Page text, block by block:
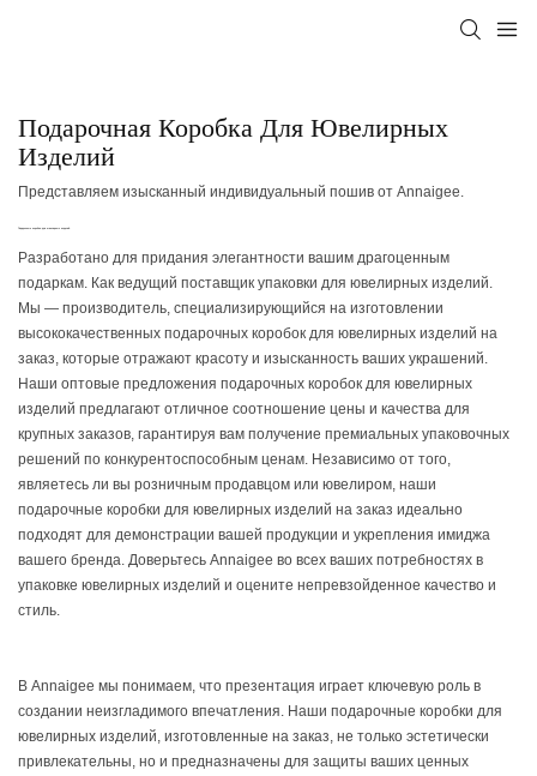
Подарочная Коробка Для Ювелирных
Изделий
Представляем изысканный индивидуальный пошив от Annaigee.
Разработано для придания элегантности вашим драгоценным
подаркам. Как ведущий поставщик упаковки для ювелирных изделий.
Мы — производитель, специализирующийся на изготовлении
высококачественных подарочных коробок для ювелирных изделий на
заказ, которые отражают красоту и изысканность ваших украшений.
Наши оптовые предложения подарочных коробок для ювелирных
изделий предлагают отличное соотношение цены и качества для
крупных заказов, гарантируя вам получение премиальных упаковочных
решений по конкурентоспособным ценам. Независимо от того,
являетесь ли вы розничным продавцом или ювелиром, наши
подарочные коробки для ювелирных изделий на заказ идеально
подходят для демонстрации вашей продукции и укрепления имиджа
вашего бренда. Доверьтесь Annaigee во всех ваших потребностях в
упаковке ювелирных изделий и оцените непревзойденное качество и
стиль.
В Annaigee мы понимаем, что презентация играет ключевую роль в
создании неизгладимого впечатления. Наши подарочные коробки для
ювелирных изделий, изготовленные на заказ, не только эстетически
привлекательны, но и предназначены для защиты ваших ценных